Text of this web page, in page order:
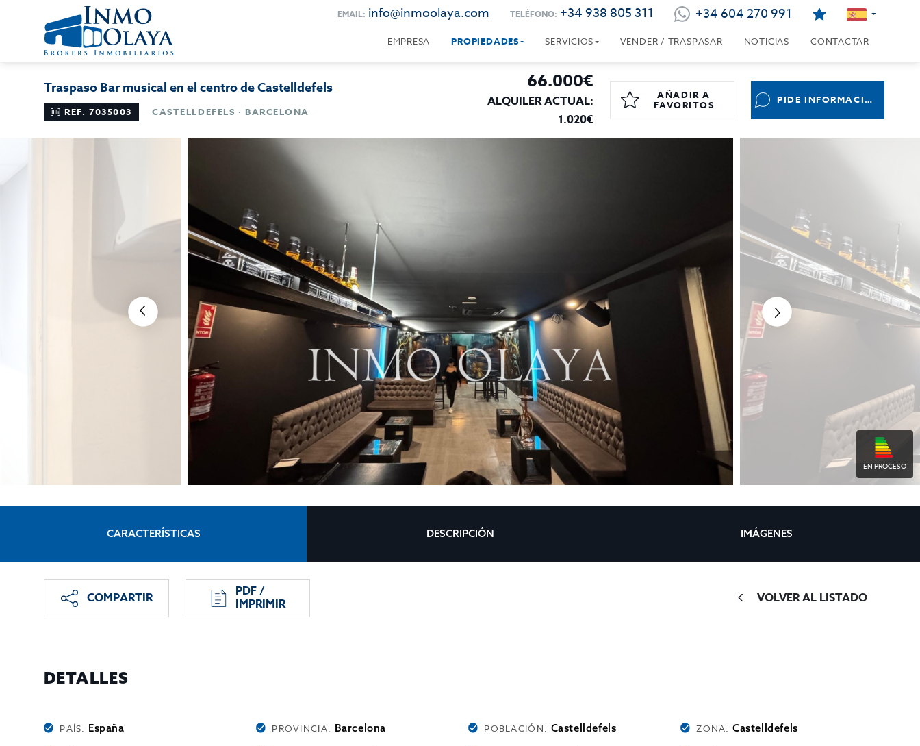
EMAIL: info@inmoolaya.com TELÉFONO: +34 938 805 311 +34 604 270 991
EMPRESA PROPIEDADES SERVICIOS VENDER / TRASPASAR NOTICIAS CONTACTAR
Traspaso Bar musical en el centro de Castelldefels
REF. 7035003 CASTELLDEFELS · BARCELONA
66.000€
ALQUILER ACTUAL:
1.020€
AÑADIR A
FAVORITOS
PIDE INFORMACIÓN
EN PROCESO
CARACTERÍSTICAS DESCRIPCIÓN IMÁGENES
COMPARTIR PDF /
IMPRIMIR VOLVER AL LISTADO
DETALLES
PAÍS: España PROVINCIA: Barcelona POBLACIÓN: Castelldefels ZONA:Castelldefels